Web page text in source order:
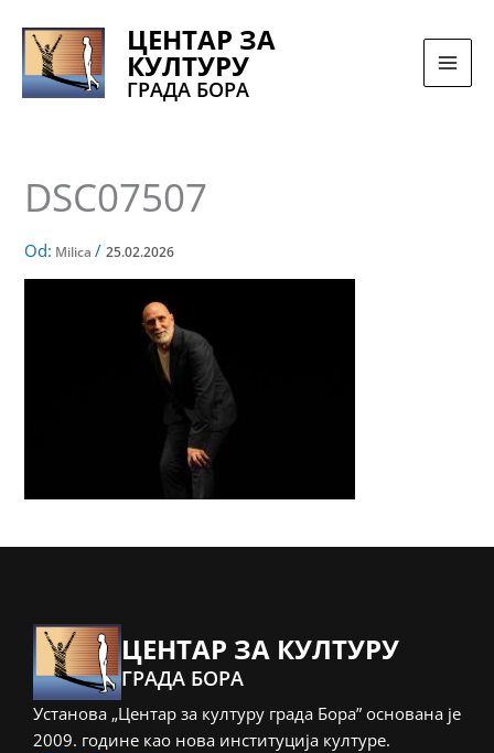
sadržaj
ЦЕНТАР ЗА
КУЛТУРУ
ГРАДА БОРА
DSC07507
Od: Milica/25.02.2026
ЦЕНТАР ЗА КУЛТУРУ
ГРАДА БОРА
Установа „Центар за културу града Бора” основана је
2009. године као нова институција културе.